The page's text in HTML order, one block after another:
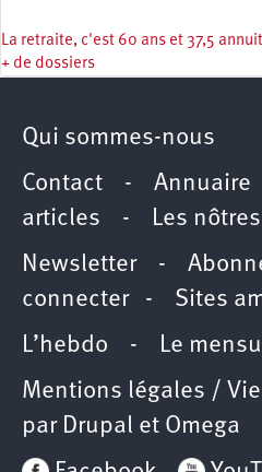
La retraite, c'est 60 ans et 37,5
+ de dossiers
Qui sommes-nous
Contact - Annuaire
articles - Les nôtres
Newsletter-
connecter- Sites
L’hebdo - Le
Mentions légales /
par Drupal et Omega